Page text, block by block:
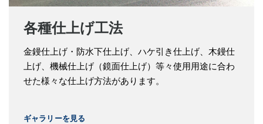
各種仕上げ工法
金鏝仕上げ・防水下仕上げ、ハケ引き仕上げ、木鏝仕
上げ、機械仕上げ（鏡面仕上げ）等々使用用途に合わ
せた様々な仕上げ方法があります。
ギャラリーを見る